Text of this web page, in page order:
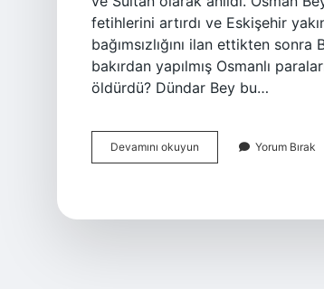
fetihlerini artırdı ve Eskişehir
bağımsızlığını ilan ettikten sonra
bakırdan yapılmış Osmanlı
öldürdü? Dündar Bey bu…
Devamını okuyun
Bey
Yorum Bırak